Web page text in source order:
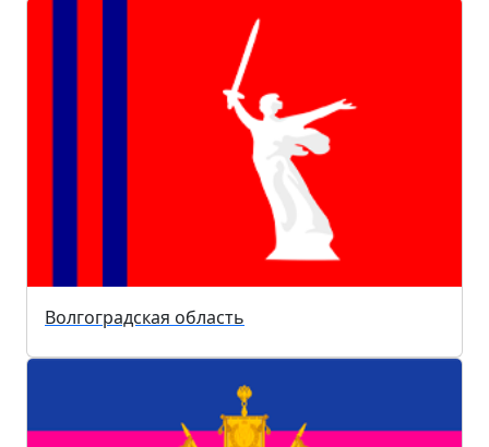
Волгоградская область